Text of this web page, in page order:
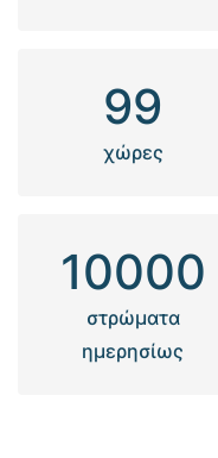
99
χώρες
10000
στρώματα
ημερησίως